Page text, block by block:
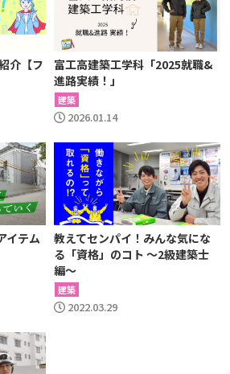
介【フ
富工高建築工学科「2025就職&
進路実績！」
建築
2026.01.14
イテム
教えてセンパイ！みんな気にな
る「資格」のコト 〜2級建築士
編〜
建築
2022.03.29